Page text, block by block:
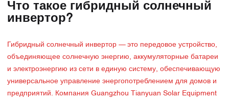
Что такое гибридный солнечный
инвертор?
Гибридный солнечный инвертор — это передовое устройство,
объединяющее солнечную энергию, аккумуляторные батареи
и электроэнергию из сети в единую систему, обеспечивающую
универсальное управление энергопотреблением для домов и
предприятий. Компания Guangzhou Tianyuan Solar Equipment